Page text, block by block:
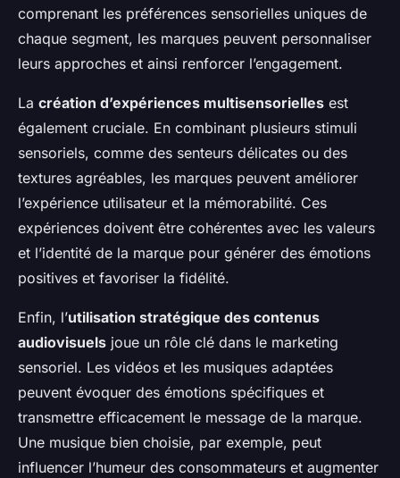
comprenant les préférences sensorielles uniques de
chaque segment, les marques peuvent personnaliser
leurs approches et ainsi renforcer l’engagement.
La création d’expériences multisensorielles est
également cruciale. En combinant plusieurs stimuli
sensoriels, comme des senteurs délicates ou des
textures agréables, les marques peuvent améliorer
l’expérience utilisateur et la mémorabilité. Ces
expériences doivent être cohérentes avec les valeurs
et l’identité de la marque pour générer des émotions
positives et favoriser la fidélité.
Enfin, l’utilisation stratégique des contenus
audiovisuels joue un rôle clé dans le marketing
sensoriel. Les vidéos et les musiques adaptées
peuvent évoquer des émotions spécifiques et
transmettre efficacement le message de la marque.
Une musique bien choisie, par exemple, peut
influencer l’humeur des consommateurs et augmenter